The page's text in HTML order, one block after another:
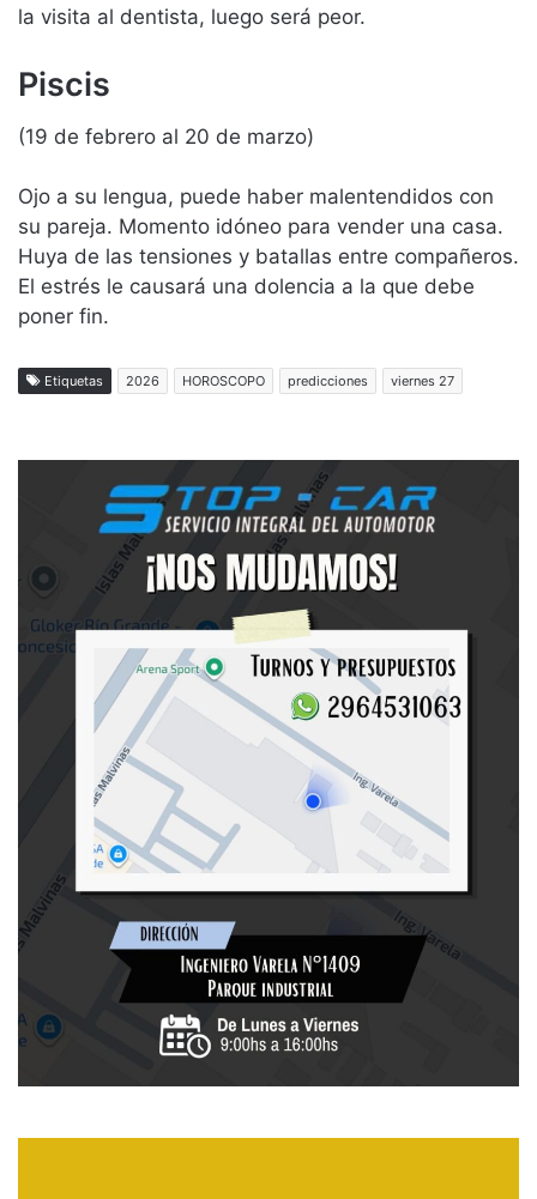
la visita al dentista, luego será peor.
Piscis
(19 de febrero al 20 de marzo)
Ojo a su lengua, puede haber malentendidos con
su pareja. Momento idóneo para vender una casa.
Huya de las tensiones y batallas entre compañeros.
El estrés le causará una dolencia a la que debe
poner fin.
Etiquetas 2026 HOROSCOPO predicciones viernes 27